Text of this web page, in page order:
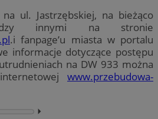
ul. Jastrzębskiej, na bieżąco
innymi na stronie
.i fanpage’u miasta w portalu
informacje dotyczące postępu
na DW 933 można
www.przebudowa-
⏵︎